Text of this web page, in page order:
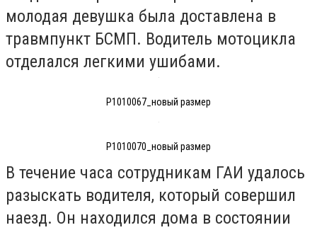
молодая девушка была доставлена в
травмпункт БСМП. Водитель мотоцикла
отделался легкими ушибами.
P1010067_новый размер
P1010070_новый размер
В течение часа сотрудникам ГАИ удалось
разыскать водителя, который совершил
наезд. Он находился дома в состоянии